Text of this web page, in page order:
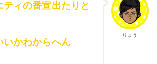
りょう
ィの番宣出たりと
いかわからへん